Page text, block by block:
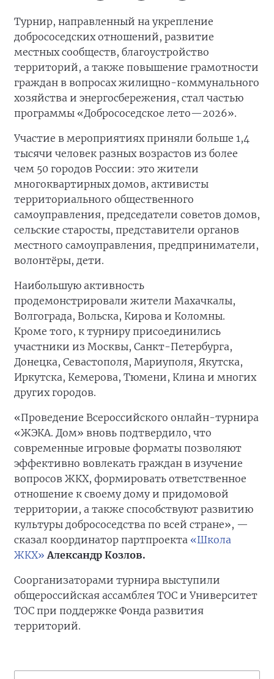
Турнир, направленный на укрепление
добрососедских отношений, развитие
местных сообществ, благоустройство
территорий, а также повышение грамотности
граждан в вопросах жилищно-коммунального
хозяйства и энергосбережения, стал частью
программы «Добрососедское лето—2026».
Участие в мероприятиях приняли больше 1,4
тысячи человек разных возрастов из более
чем 50 городов России: это жители
многоквартирных домов, активисты
территориального общественного
самоуправления, председатели советов домов,
сельские старосты, представители органов
местного самоуправления, предприниматели,
волонтёры, дети.
Наибольшую активность
продемонстрировали жители Махачкалы,
Волгограда, Вольска, Кирова и Коломны.
Кроме того, к турниру присоединились
участники из Москвы, Санкт-Петербурга,
Донецка, Севастополя, Мариуполя, Якутска,
Иркутска, Кемерова, Тюмени, Клина и многих
других городов.
«Проведение Всероссийского онлайн-турнира
«ЖЭКА. Дом» вновь подтвердило, что
современные игровые форматы позволяют
эффективно вовлекать граждан в изучение
вопросов ЖКХ, формировать ответственное
отношение к своему дому и придомовой
территории, а также способствуют развитию
культуры добрососедства по всей стране», —
сказал координатор партпроекта «Школа
ЖКХ» Александр Козлов.
Соорганизаторами турнира выступили
общероссийская ассамблея ТОС и Университет
ТОС при поддержке Фонда развития
территорий.